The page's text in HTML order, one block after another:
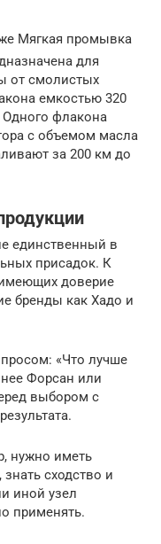
Мягкая промывка
для
от смолистых
емкостью 320
Одного флакона
с объемом масла
за 200 км до
единственный в
присадок. К
доверие
бренды как Хадо и
«Что лучше
Форсан или
выбором с
нужно иметь
сходство и
иной узел
применять.